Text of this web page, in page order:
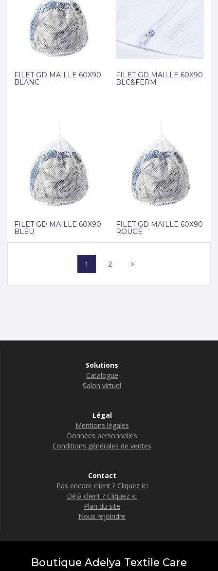
FILET GD MAILLE 60X90
BLANC
FILET GD MAILLE 60X90
BLC&FERM
FILET GD MAILLE 60X90
BLEU
FILET GD MAILLE 60X90
ROUGE
navigationPage
1 Page
2
Solutions
Catalogue
Salon virtuel
Légal
Mentions légales
Données personnelles
Conditions générales de ventes
Contact
Pas encore client ? Cliquez ici
Déjà client ? Cliquez ici
Plan du site
Nous rejoindre
Boutique Adelya Textile Care